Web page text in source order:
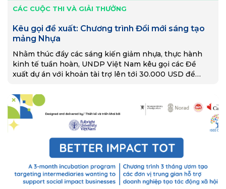
CÁC CUỘC THI VÀ GIẢI THƯỞNG
Kêu gọi đề xuất: Chương trình Đổi mới sáng tạo
mảng Nhựa
Nhằm thúc đẩy các sáng kiến giảm nhựa, thực hành
kinh tế tuần hoàn, UNDP Việt Nam kêu gọi các Đề
xuất dự án với khoản tài trợ lên tới 30.000 USD để